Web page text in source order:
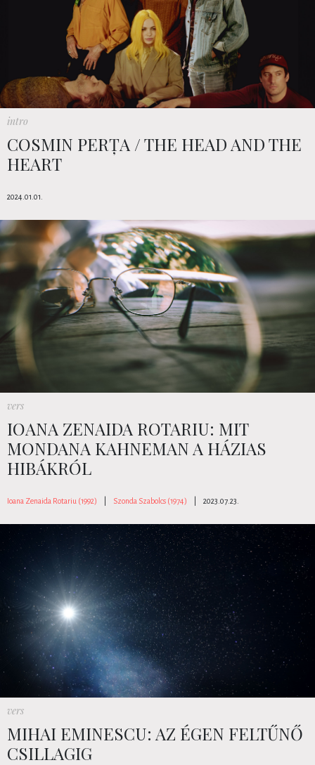
intro
COSMIN PERȚA / THE HEAD AND THE
HEART
2024.01.01.
vers
IOANA ZENAIDA ROTARIU: MIT
MONDANA KAHNEMAN A HÁZIAS
HIBÁKRÓL
Ioana Zenaida Rotariu (1992) Szonda Szabolcs (1974) 2023.07.23.
vers
MIHAI EMINESCU: AZ ÉGEN FELTŰNŐ
CSILLAGIG